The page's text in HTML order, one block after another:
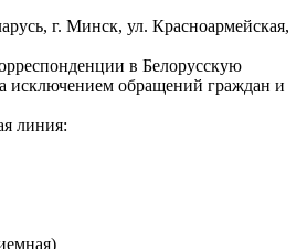
г. Минск, ул. Красноармейская,
в Белорусскую
исключением обращений граждан и
линия: